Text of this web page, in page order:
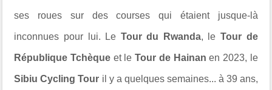
ses roues sur des courses qui étaient jusque-là
inconnues pour lui. Le Tour du Rwanda, le Tour de
République Tchèque et leTour de Hainan en 2023, le
Sibiu Cycling Tour il y a quelques semaines... à 39 ans,